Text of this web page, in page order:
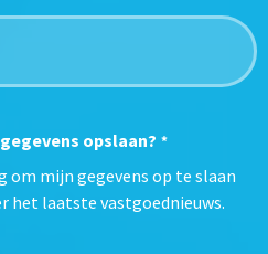
opslaan? *
om mijn gegevens op te slaan
het laatste vastgoednieuws.